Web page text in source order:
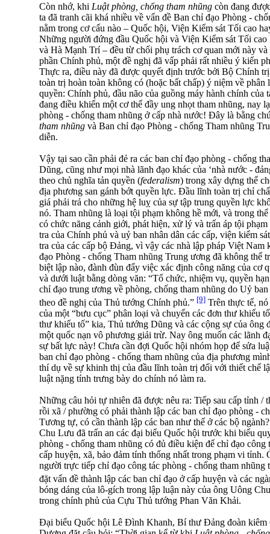
Còn nhớ, khi Luật phòng, chống tham nhũng còn đang
ta đã tranh cãi khá nhiều về vấn đề Ban chỉ đạo Phòng -
nằm trong cơ cấu nào – Quốc hội, Viện Kiểm sát Tối cao
Những người đứng đầu Quốc hội và Viện Kiểm sát Tối
và Hà Mạnh Trí – đều từ chối phụ trách cơ quan mới này
phần Chính phủ, một đề nghị đã vấp phải rất nhiều ý kiến
Thực ra, điều này đã được quyết định trước bởi Bộ Chính
toàn trị hoàn toàn không có (hoặc bất chấp) ý niệm về phân
quyền: Chính phủ, đầu não của guồng máy hành chính của
đang điều khiển một cơ thể đầy ung nhọt tham nhũng, nay
phòng - chống tham nhũng ở cấp nhà nước! Đây là bằng
tham nhũng và Ban chỉ đạo Phòng - chống Tham nhũng
diễn.
Vậy tại sao cần phải đẻ ra các ban chỉ đạo phòng - chống
Dũng, cũng như mọi nhà lãnh đạo khác của ‘nhà nước -
theo chủ nghĩa tản quyền (federalism) trong xây dựng thể
địa phương san gánh bớt quyền lực. Đầu lĩnh toàn trị chỉ
giá phải trả cho những hệ luỵ của sự tập trung quyền lực
nó. Tham nhũng là loại tội phạm không hề mới, và trong
có chức năng cảnh giới, phát hiện, xử lý và trấn áp tội
tra của Chính phủ và uỷ ban nhân dân các cấp, viện kiểm
tra của các cấp bộ Đảng, vì vậy các nhà lập pháp Việt Nam
đạo Phòng - chống Tham nhũng Trung ương đã không thể
biệt lập nào, đành đùn đẩy việc xác định công năng của cơ
và dưới luật bằng dòng văn: “Tổ chức, nhiệm vụ, quyền
chỉ đạo trung ương về phòng, chống tham nhũng do Uỷ
theo đề nghị của Thủ tướng Chính phủ.” [9] Trên thực tế,
của một “bưu cục” phân loại và chuyển các đơn thư khiếu
thư khiếu tố” kia, Thủ tướng Dũng và các cộng sự của ông
một quốc nạn vô phương giải trừ. Nay ông muốn các lãnh
sự bất lực này! Chưa cần đợi Quốc hội nhóm họp để sửa
ban chỉ đạo phòng - chống tham nhũng của địa phương
thí dụ về sự khinh thị của đầu lĩnh toàn trị đối với thiết chế
luật nặng tính trưng bày do chính nó làm ra.
Những câu hỏi tự nhiên đã được nêu ra: Tiếp sau cấp tỉnh /
rồi xã / phường có phải thành lập các ban chỉ đạo phòng -
Tương tự, có cần thành lập các ban như thế ở các bộ
Chu Lưu đã trấn an các đại biểu Quốc hội trước khi biểu
phòng - chống tham nhũng có đủ điều kiện để chỉ đạo công
cấp huyện, xã, bảo đảm tính thống nhất trong phạm vi tỉnh.
người trực tiếp chỉ đạo công tác phòng - chống tham
đặt vấn đề thành lập các ban chỉ đạo ở cấp huyện và các
bóng dáng của lô-gích trong lập luận này của ông Uông
trong chính phủ của Cựu Thủ tướng Phan Văn Khải.
Đại biểu Quốc hội Lê Đình Khanh, Bí thư Đảng đoàn